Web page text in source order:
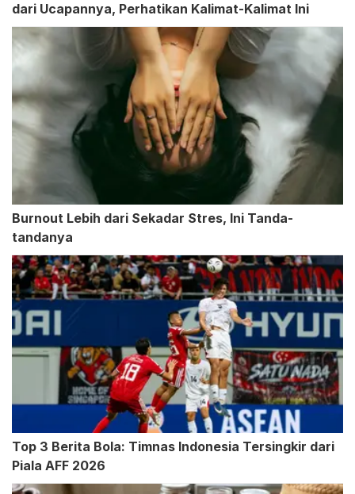
dari Ucapannya, Perhatikan Kalimat-Kalimat Ini
Burnout Lebih dari Sekadar Stres, Ini Tanda-
tandanya
Top 3 Berita Bola: Timnas Indonesia Tersingkir dari
Piala AFF 2026